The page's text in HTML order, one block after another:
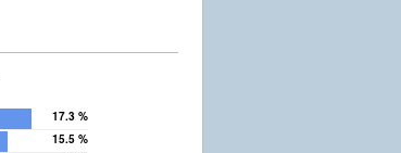
17.3 %
15.5 %